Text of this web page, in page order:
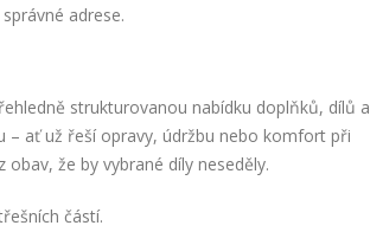
adrese.
strukturovanou nabídku doplňků, dílů a
– ať už řeší opravy, údržbu nebo komfort při
že by vybrané díly neseděly.
částí.